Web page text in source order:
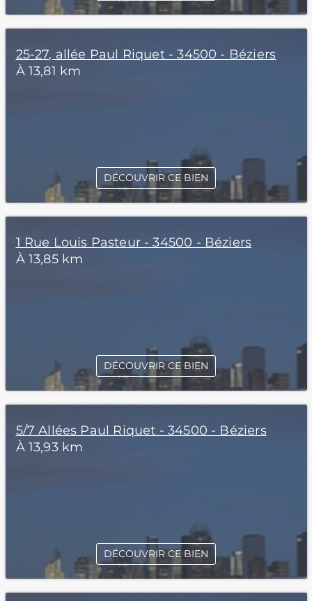
25-27, allée Paul Riquet - 34500 - Béziers
À 13,81 km
DÉCOUVRIR CE BIEN
1 Rue Louis Pasteur - 34500 - Béziers
À 13,85 km
DÉCOUVRIR CE BIEN
5/7 Allées Paul Riquet - 34500 - Béziers
À 13,93 km
DÉCOUVRIR CE BIEN